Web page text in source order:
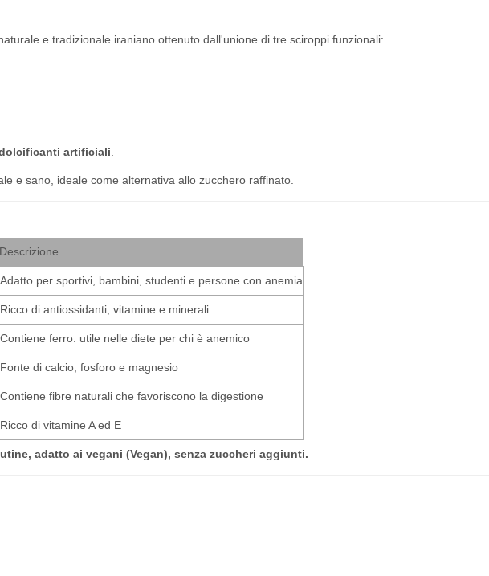
e tradizionale iraniano ottenuto dall'unione di tre sciroppi funzionali:
artificiali.
e sano, ideale come alternativa allo zucchero raffinato.
Descrizione
Adatto per sportivi, bambini, studenti e persone con anemia
Ricco di antiossidanti, vitamine e minerali
Contiene ferro: utile nelle diete per chi è anemico
Fonte di calcio, fosforo e magnesio
Contiene fibre naturali che favoriscono la digestione
Ricco di vitamine A ed E
adatto ai vegani (Vegan), senza zuccheri aggiunti.